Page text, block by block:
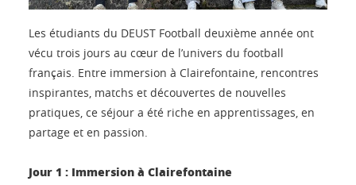
Les étudiants du DEUST Football deuxième année ont
vécu trois jours au cœur de l’univers du football
français. Entre immersion à Clairefontaine, rencontres
inspirantes, matchs et découvertes de nouvelles
pratiques, ce séjour a été riche en apprentissages, en
partage et en passion.
Jour 1 : Immersion à Clairefontaine